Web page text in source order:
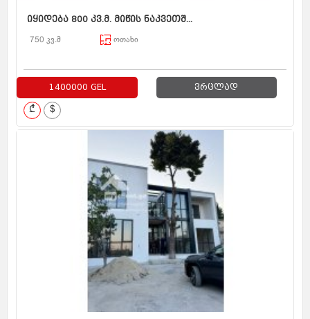
იყიდება 800 კვ.მ. მიწის ნაკვეთშ...
750 კვ.მ ოთახი
1400000 GEL ვრცლად
₾ $